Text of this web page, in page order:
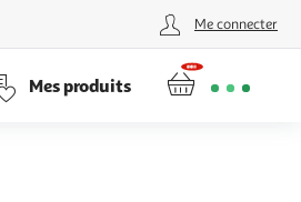
Me connecter
Mes produits